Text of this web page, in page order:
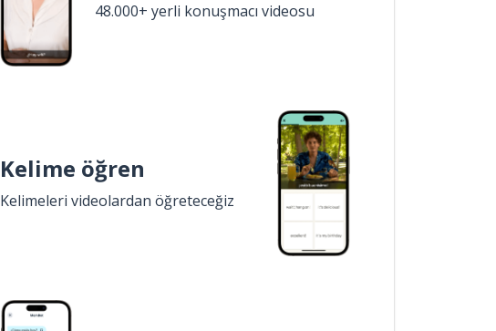
48.000+ yerli konuşmacı videosu
Kelime öğren
Kelimeleri videolardan öğreteceğiz